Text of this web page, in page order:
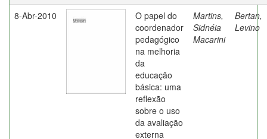
8-Abr-2010
O papel do
coordenador
pedagógico
na melhoria
da
educação
básica: uma
reflexão
sobre o uso
da avaliação
externa
Martins,
Sidnéia
Macarini
Bertan,
Levino